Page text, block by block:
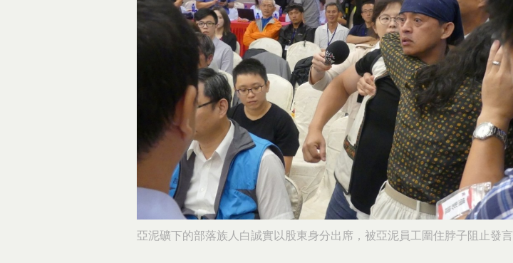
亞泥礦下的部落族人白誠實以股東身分出席，被亞泥員工圍住脖子阻止發言